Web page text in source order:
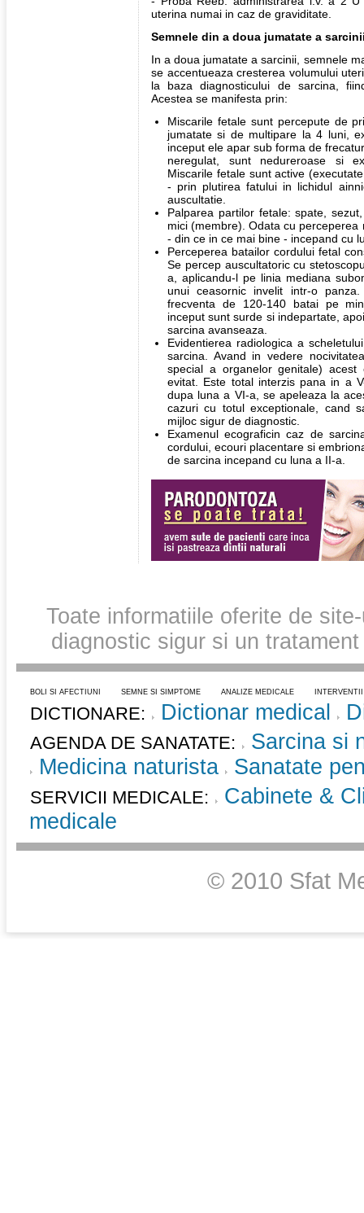
uterina numai in caz de graviditate.
Semnele din a doua jumatate a
In a doua jumatate a sarcinii, semnele
se accentueaza cresterea volumului
la baza diagnosticului de sarcina,
Acestea se manifesta prin:
Miscarile fetale sunt percepute de
jumatate si de multipare la 4 luni,
inceput ele apar sub forma de
neregulat, sunt nedureroase si
Miscarile fetale sunt active
- prin plutirea fatului in lichidul
auscultatie.
Palparea partilor fetale: spate,
mici (membre). Odata cu
- din ce in ce mai bine - incepand cu
Perceperea batailor cordului fetal
Se percep auscultatoric cu
a, aplicandu-l pe linia mediana
unui ceasornic invelit intr-o
frecventa de 120-140 batai pe
inceput sunt surde si indepartate,
sarcina avanseaza.
Evidentierea radiologica a
sarcina. Avand in vedere
special a organelor genitale)
evitat. Este total interzis pana in a
dupa luna a VI-a, se apeleaza la
cazuri cu totul exceptionale, cand
mijloc sigur de diagnostic.
Examenul ecograficin caz de
cordului, ecouri placentare si
de sarcina incepand cu luna a II-a.
Toate informatiile oferite de
diagnostic sigur si un
BOLI SI AFECTIUNI SEMNE SI SIMPTOME ANALIZE MEDICALE
DICTIONARE: Dictionar medical
AGENDA DE SANATATE:
Sarcina si
Medicina naturista
Sanatate
SERVICII MEDICALE:
Cabinete &
medicale
© 2010 Sfat